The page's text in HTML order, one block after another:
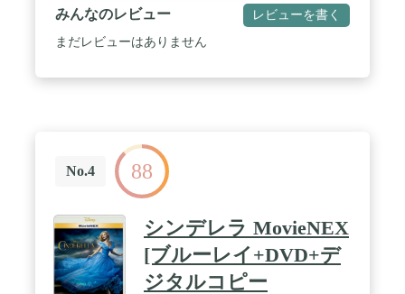
みんなのレビュー レビューを書く
まだレビューはありません
No.4 88
シンデレラ MovieNEX
[ブルーレイ+DVD+デ
ジタルコピー